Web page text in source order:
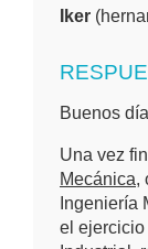
Iker
Buenos
Una vez
Mecánica,
Ingeniería
el